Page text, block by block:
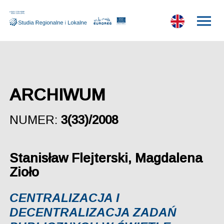
ARCHIWUM
NUMER: 3(33)/2008
Stanisław Flejterski, Magdalena
Zioło
CENTRALIZACJA I
DECENTRALIZACJA ZADAŃ